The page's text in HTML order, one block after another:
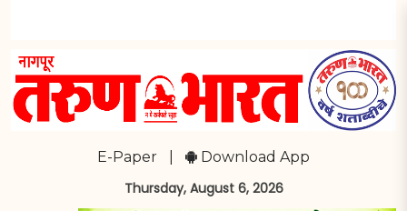
E-Paper Download App
Thursday, August 6, 2026